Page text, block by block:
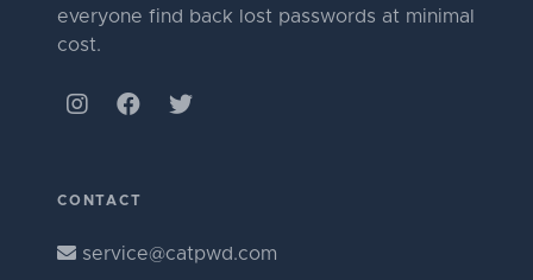
everyone find back lost passwords at minimal
cost.
CONTACT
service@catpwd.com